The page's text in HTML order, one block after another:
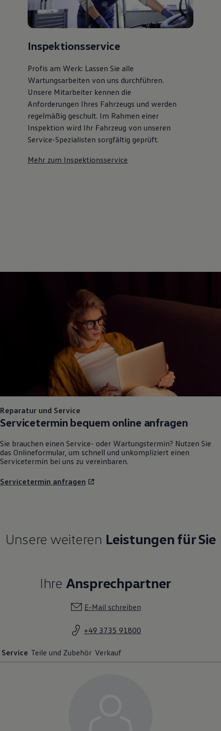
Inspektionsservice
Profis am Werk: Lassen Sie alle
Wartungsarbeiten von uns durchführen.
Unsere Mitarbeiter kennen die
Anforderungen Ihres Fahrzeugs und werden
regelmäßig geschult. Im Rahmen einer
Inspektion wird Ihr Fahrzeug von unseren
Service-Spezialisten sorgfältig geprüft.
Mehr zum Inspektionsservice
Reparatur und Service
Servicetermin bequem online anfragen
Sie brauchen einen Service- oder Wartungstermin? Nutzen Sie
das Onlineformular, um schnell und unkompliziert einen
Servicetermin bei uns zu vereinbaren.
Servicetermin anfragen
Unsere weiteren Leistungen für Sie
Ihre Ansprechpartner
E-Mail schreiben
+49 3735 91800
Service Teile und Zubehör Verkauf